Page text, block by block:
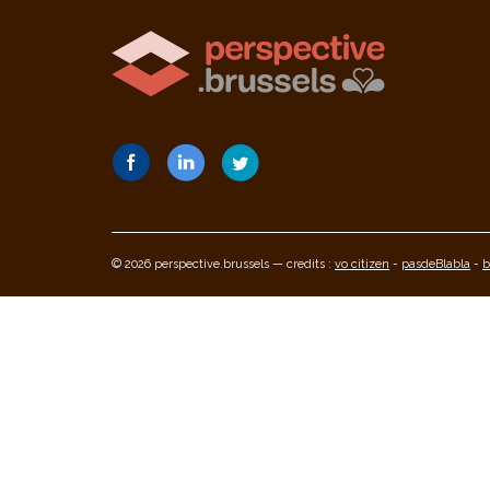
© 2026 perspective.brussels — credits : vo citizen - pasdeBlabla -